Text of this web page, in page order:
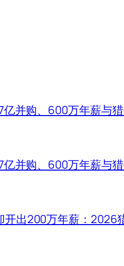
并购、600万年薪与
并购、600万年薪与
开出200万年薪：2026